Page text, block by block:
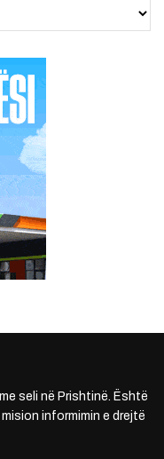
seli në Prishtinë. Është
informimin e drejtë